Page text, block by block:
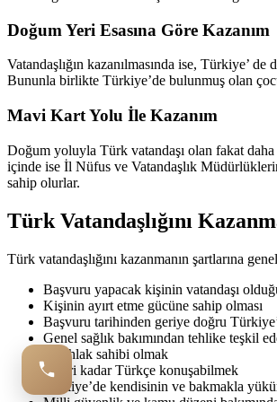
Doğum Yeri Esasına Göre Kazanım
Vatandaşlığın kazanılmasında ise, Türkiye’
Bununla birlikte Türkiye’de bulunmuş olan
Mavi Kart Yolu İle Kazanım
Doğum yoluyla Türk vatandaşı olan fakat
içinde ise İl Nüfus ve Vatandaşlık
sahip olurlar.
Türk Vatandaşlığını
Türk vatandaşlığını kazanmanın şartlarına
Başvuru yapacak kişinin vatandaşı
Kişinin ayırt etme gücüne sahip olması
Başvuru tarihinden geriye doğru
Genel sağlık bakımından tehlike teşkil
İyi ahlak sahibi olmak
Yeteri kadar Türkçe konuşabilmek
Türkiye’de kendisinin ve bakmakla